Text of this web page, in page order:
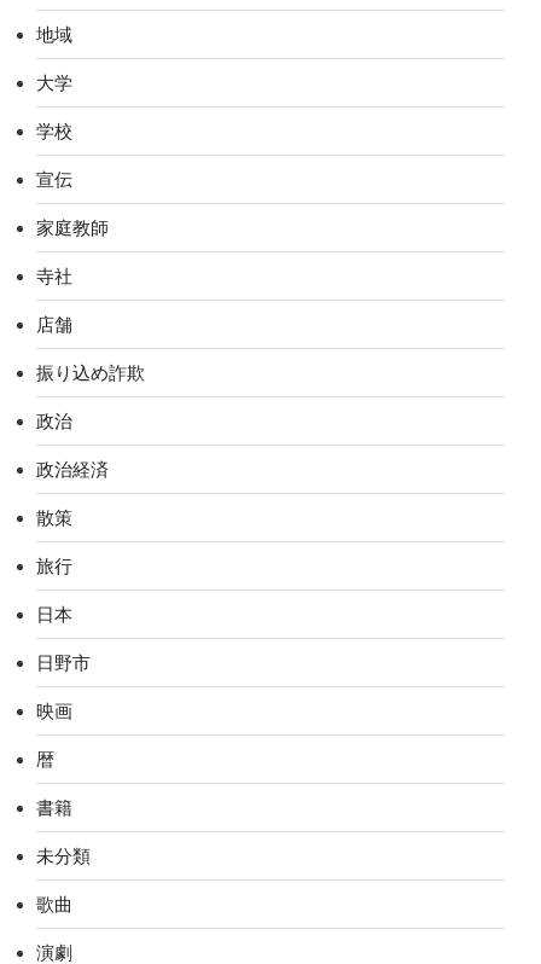
地域
大学
学校
宣伝
家庭教師
寺社
店舗
振り込め詐欺
政治
政治経済
散策
旅行
日本
日野市
映画
暦
書籍
未分類
歌曲
演劇